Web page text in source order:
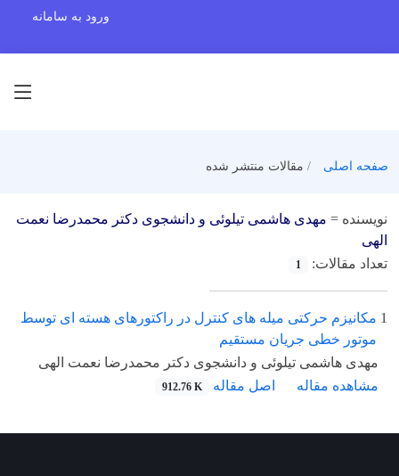
ورود به سامانه
صفحه اصلی مقالات منتشر شده
نویسنده = مهدی هاشمی تیلوئی و دانشجوی دکتر محمدرضا نعمت
الهی
تعداد مقالات:
1
1 مکانیزم حرکتی میله های کنترل در راکتورهای هسته ای توسط
موتور خطی جریان مستقیم
مهدی هاشمی تیلوئی و دانشجوی دکتر محمدرضا نعمت الهی
مشاهده مقاله
اصل مقاله 912.76 K